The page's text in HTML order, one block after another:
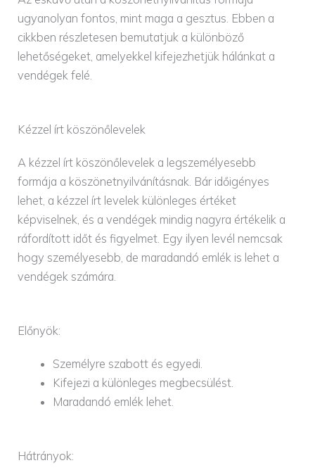
ugyanolyan fontos, mint maga a gesztus. Ebben a
cikkben részletesen bemutatjuk a különböző
lehetőségeket, amelyekkel kifejezhetjük hálánkat a
vendégek felé.
Kézzel írt köszönőlevelek
A kézzel írt köszönőlevelek a legszemélyesebb
formája a köszönetnyilvánításnak. Bár időigényes
lehet, a kézzel írt levelek különleges értéket
képviselnek, és a vendégek mindig nagyra értékelik a
ráfordított időt és figyelmet. Egy ilyen levél nemcsak
hogy személyesebb, de maradandó emlék is lehet a
vendégek számára.
Előnyök:
Személyre szabott és egyedi.
Kifejezi a különleges megbecsülést.
Maradandó emlék lehet.
Hátrányok: